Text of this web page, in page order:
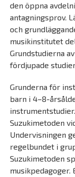
den öppna
antagningsprov.
och
musikinstitutet
Grundstudierna
fördjupade
Grunderna för
barn i 4–8-
Suzukimetoden
Undervisningen
regelbundet i
Suzukimetoden
musikpedagoger.